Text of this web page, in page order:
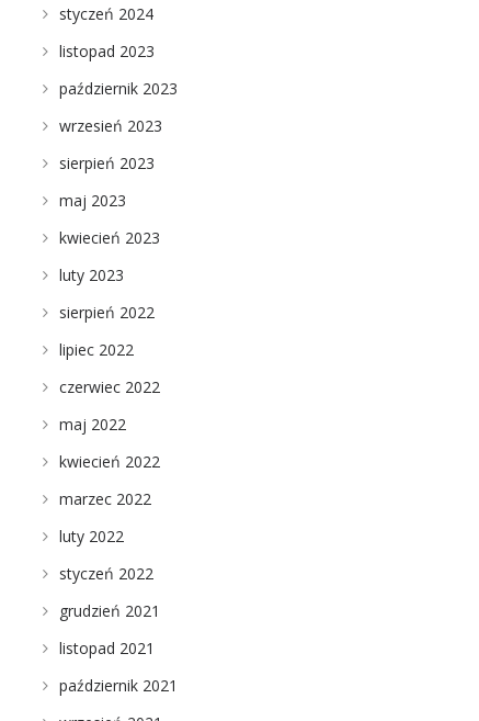
styczeń 2024
listopad 2023
październik 2023
wrzesień 2023
sierpień 2023
maj 2023
kwiecień 2023
luty 2023
sierpień 2022
lipiec 2022
czerwiec 2022
maj 2022
kwiecień 2022
marzec 2022
luty 2022
styczeń 2022
grudzień 2021
listopad 2021
październik 2021